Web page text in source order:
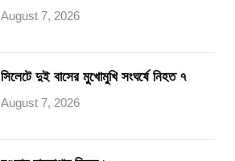
August 7, 2026
সিলেটে দুই বাসের মুখোমুখি সংঘর্ষে নিহত ৭
August 7, 2026